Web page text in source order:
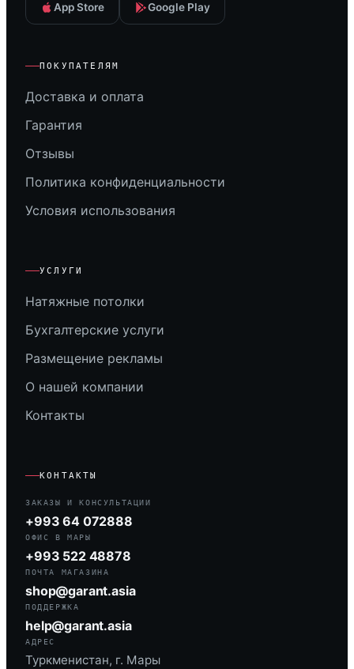
App Store Google Play
ПОКУПАТЕЛЯМ
Доставка и оплата
Гарантия
Отзывы
Политика конфиденциальности
Условия использования
УСЛУГИ
Натяжные потолки
Бухгалтерские услуги
Размещение рекламы
О нашей компании
Контакты
КОНТАКТЫ
ЗАКАЗЫ И КОНСУЛЬТАЦИИ
+993 64 072888
ОФИС В МАРЫ
+993 522 48878
ПОЧТА МАГАЗИНА
shop@garant.asia
ПОДДЕРЖКА
help@garant.asia
АДРЕС
Туркменистан, г. Мары